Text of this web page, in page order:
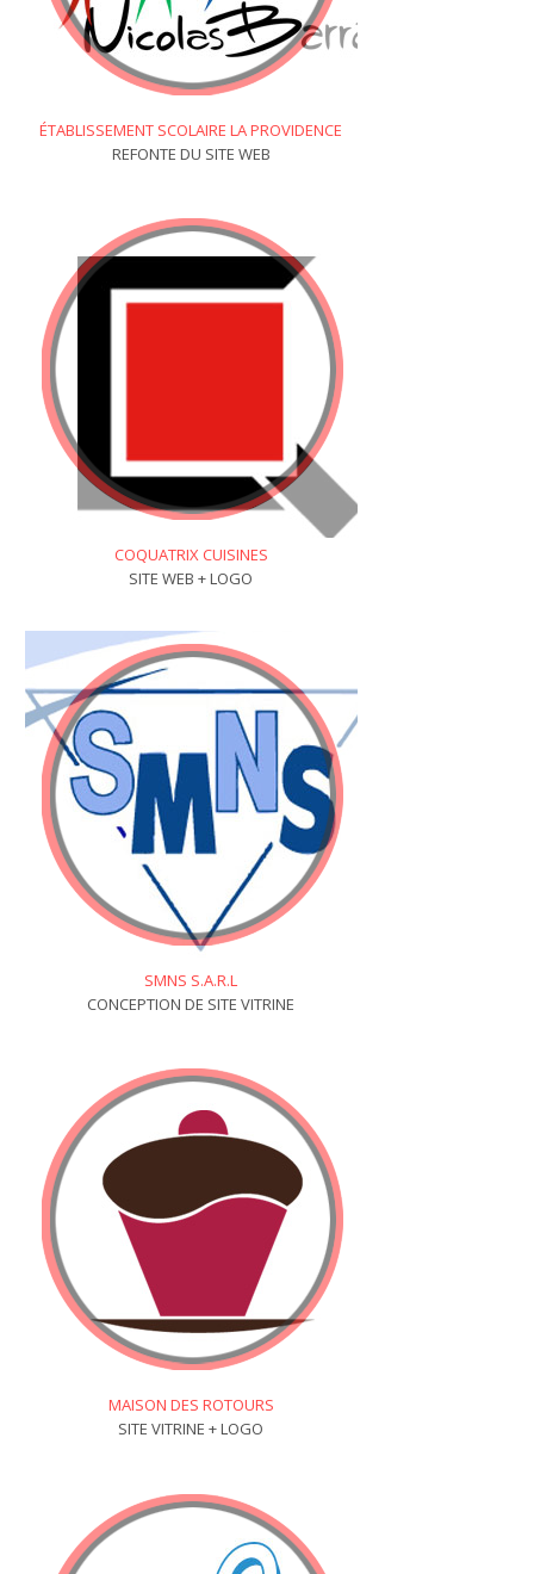
ÉTABLISSEMENT SCOLAIRE LA PROVIDENCE
REFONTE DU SITE WEB
COQUATRIX CUISINES
SITE WEB + LOGO
SMNS S.A.R.L
CONCEPTION DE SITE VITRINE
MAISON DES ROTOURS
SITE VITRINE + LOGO